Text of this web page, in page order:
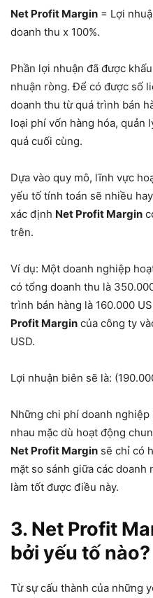
Net Profit Margin = Lợi
doanh thu x 100%.
Phần lợi nhuận đã được
nhuận ròng. Để có được số
doanh thu từ quá trình bán
loại phí vốn hàng hóa, quản
quả cuối cùng.
Dựa vào quy mô, lĩnh vực
yếu tố tính toán sẽ nhiều
xác định Net Profit Margin
trên.
Ví dụ: Một doanh nghiệp
có tổng doanh thu là
trình bán hàng là 160.000
Profit Margin của công ty
USD.
Lợi nhuận biên sẽ là:
Những chi phí doanh
nhau mặc dù hoạt động
Net Profit Margin sẽ chỉ có
mặt so sánh giữa các
làm tốt được điều này.
3. Net Profit
bởi yếu tố nào?
Từ sự cấu thành của những